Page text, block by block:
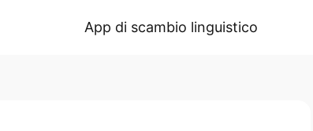
App di scambio linguistico